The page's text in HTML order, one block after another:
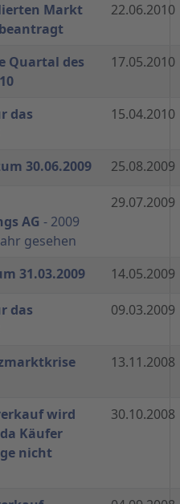
Markt
22.06.2010
Quartal des
17.05.2010
das
15.04.2010
30.06.2009 25.08.2009
AG - 2009
gesehen
29.07.2009
31.03.2009 14.05.2009
das
09.03.2009
13.11.2008
wird
Käufer
nicht
30.10.2008